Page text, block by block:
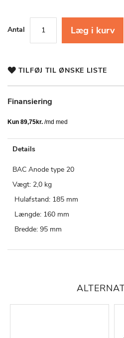
Antal Læg i kurv
TILFØJ TIL ØNSKE LISTE
Finansiering
Details
BAC Anode type 20
Vægt: 2,0 kg
Hulafstand: 185 mm
Længde: 160 mm
Bredde: 95 mm